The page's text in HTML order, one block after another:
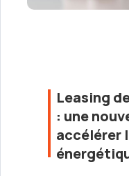
Leasing
: une
accélérer